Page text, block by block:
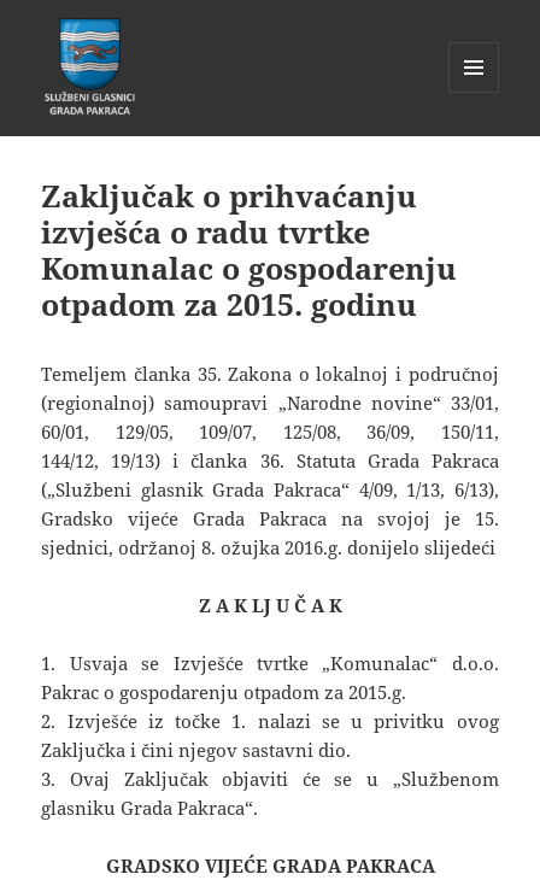
WIDGETI
Zaključak o prihvaćanju
izvješća o radu tvrtke
Komunalac o gospodarenju
otpadom za 2015. godinu
Temeljem članka 35. Zakona o lokalnoj i područnoj
(regionalnoj) samoupravi „Narodne novine“ 33/01,
60/01, 129/05, 109/07, 125/08, 36/09, 150/11,
144/12, 19/13) i članka 36. Statuta Grada Pakraca
(„Službeni glasnik Grada Pakraca“ 4/09, 1/13, 6/13),
Gradsko vijeće Grada Pakraca na svojoj je 15.
sjednici, održanoj 8. ožujka 2016.g. donijelo slijedeći
Z A K LJ U Č A K
1. Usvaja se Izvješće tvrtke „Komunalac“ d.o.o.
Pakrac o gospodarenju otpadom za 2015.g.
2. Izvješće iz točke 1. nalazi se u privitku ovog
Zaključka i čini njegov sastavni dio.
3. Ovaj Zaključak objaviti će se u „Službenom
glasniku Grada Pakraca“.
GRADSKO VIJEĆE GRADA PAKRACA